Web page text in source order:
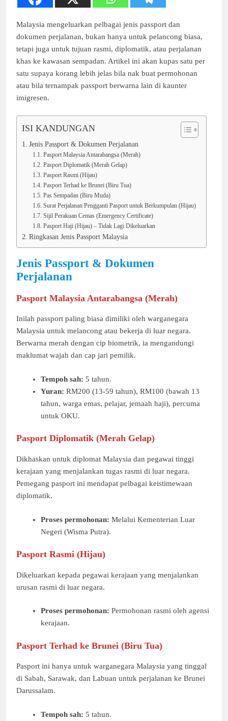
Malaysia mengeluarkan pelbagai jenis passport dan
dokumen perjalanan, bukan hanya untuk pelancong biasa,
tetapi juga untuk tujuan rasmi, diplomatik, atau perjalanan
khas ke kawasan sempadan. Artikel ini akan kupas satu per
satu supaya korang lebih jelas bila nak buat permohonan
atau bila ternampak passport berwarna lain di kaunter
imigresen.
ISI KANDUNGAN
Jenis Passport & Dokumen Perjalanan
Pasport Malaysia Antarabangsa (Merah)
Pasport Diplomatik (Merah Gelap)
Pasport Rasmi (Hijau)
Pasport Terhad ke Brunei (Biru Tua)
Pas Sempadan (Biru Muda)
Surat Perjalanan Pengganti Pasport untuk Berkumpulan (Hijau)
Sijil Perakuan Cemas (Emergency Certificate)
Pasport Haji (Hijau) – Tidak Lagi Dikeluarkan
Ringkasan Jenis Passport Malaysia
Jenis Passport & Dokumen
Perjalanan
Pasport Malaysia Antarabangsa (Merah)
Inilah passport paling biasa dimiliki oleh warganegara
Malaysia untuk melancong atau bekerja di luar negara.
Berwarna merah dengan cip biometrik, ia mengandungi
maklumat wajah dan cap jari pemilik.
Tempoh sah: 5 tahun.
Yuran: RM200 (13-59 tahun), RM100 (bawah 13
tahun, warga emas, pelajar, jemaah haji), percuma
untuk OKU.
Pasport Diplomatik (Merah Gelap)
Dikhaskan untuk diplomat Malaysia dan pegawai tinggi
kerajaan yang menjalankan tugas rasmi di luar negara.
Pemegang pasport ini mendapat pelbagai keistimewaan
diplomatik.
Proses permohonan: Melalui Kementerian Luar
Negeri (Wisma Putra).
Pasport Rasmi (Hijau)
Dikeluarkan kepada pegawai kerajaan yang menjalankan
urusan rasmi di luar negara.
Proses permohonan: Permohonan rasmi oleh agensi
kerajaan.
Pasport Terhad ke Brunei (Biru Tua)
Pasport ini hanya untuk warganegara Malaysia yang tinggal
di Sabah, Sarawak, dan Labuan untuk perjalanan ke Brunei
Darussalam.
Tempoh sah: 5 tahun.